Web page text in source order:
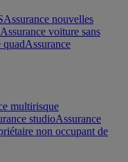
Assurance nouvelles
Assurance voiture sans
quadAssurance
multirisque
studioAssurance
non occupant de